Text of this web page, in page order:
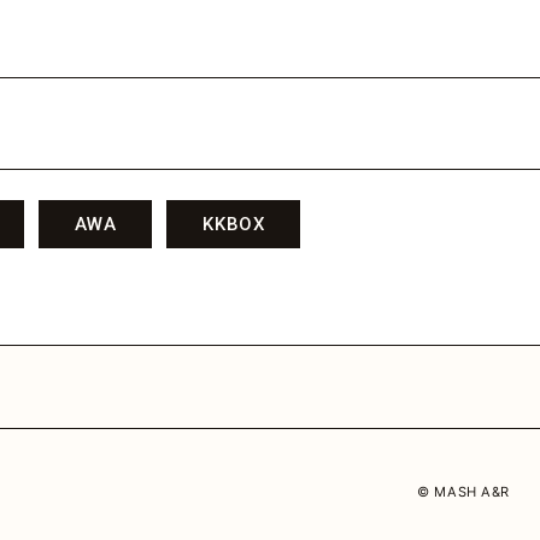
AWA KKBOX
© MASH A&R